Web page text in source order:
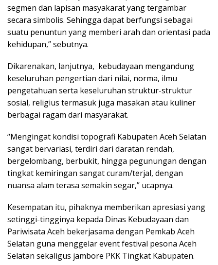
segmen dan lapisan masyakarat yang tergambar
secara simbolis. Sehingga dapat berfungsi sebagai
suatu penuntun yang memberi arah dan orientasi pada
kehidupan,” sebutnya.
Dikarenakan, lanjutnya, kebudayaan mengandung
keseluruhan pengertian dari nilai, norma, ilmu
pengetahuan serta keseluruhan struktur-struktur
sosial, religius termasuk juga masakan atau kuliner
berbagai ragam dari masyarakat.
“Mengingat kondisi topografi Kabupaten Aceh Selatan
sangat bervariasi, terdiri dari daratan rendah,
bergelombang, berbukit, hingga pegunungan dengan
tingkat kemiringan sangat curam/terjal, dengan
nuansa alam terasa semakin segar,” ucapnya.
Kesempatan itu, pihaknya memberikan apresiasi yang
setinggi-tingginya kepada Dinas Kebudayaan dan
Pariwisata Aceh bekerjasama dengan Pemkab Aceh
Selatan guna menggelar event festival pesona Aceh
Selatan sekaligus jambore PKK Tingkat Kabupaten.